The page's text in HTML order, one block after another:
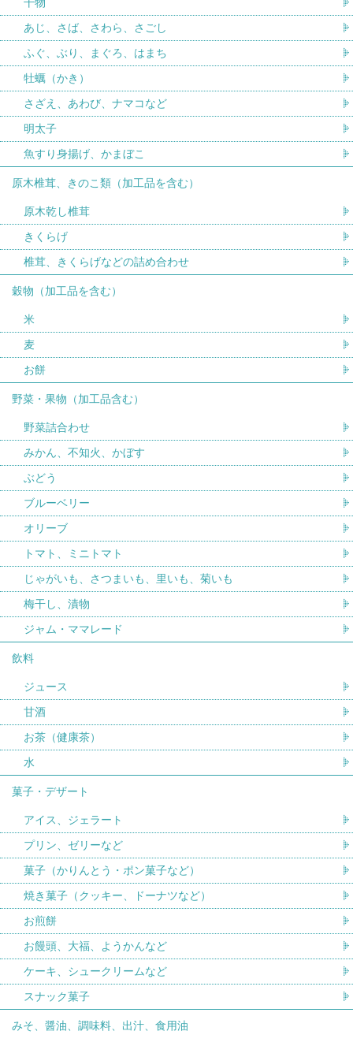
あじ、さば、さわら、さごし
ふぐ、ぶり、まぐろ、はまち
牡蠣（かき）
さざえ、あわび、ナマコなど
明太子
魚すり身揚げ、かまぼこ
原木椎茸、きのこ類（加工品を含む）
原木乾し椎茸
きくらげ
椎茸、きくらげなどの詰め合わせ
穀物（加工品を含む）
米
麦
お餅
野菜・果物（加工品含む）
野菜詰合わせ
みかん、不知火、かぼす
ぶどう
ブルーベリー
オリーブ
トマト、ミニトマト
じゃがいも、さつまいも、里いも、菊いも
梅干し、漬物
ジャム・ママレード
飲料
ジュース
甘酒
お茶（健康茶）
水
菓子・デザート
アイス、ジェラート
プリン、ゼリーなど
菓子（かりんとう・ポン菓子など）
焼き菓子（クッキー、ドーナツなど）
お煎餅
お饅頭、大福、ようかんなど
ケーキ、シュークリームなど
スナック菓子
みそ、醤油、調味料、出汁、食用油